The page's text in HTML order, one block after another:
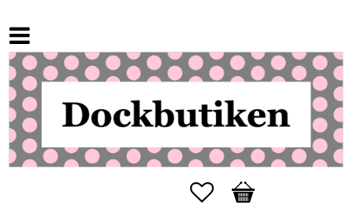
Favoriter
Kundvagn